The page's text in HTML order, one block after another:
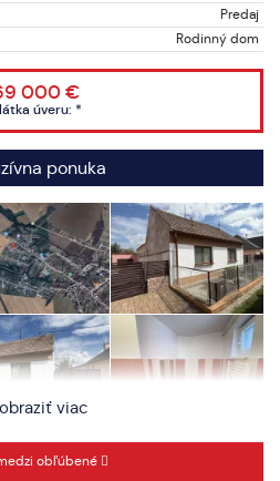
Predaj
Rodinný dom
000 €
úveru: *
ponuka
viac
obľúbené